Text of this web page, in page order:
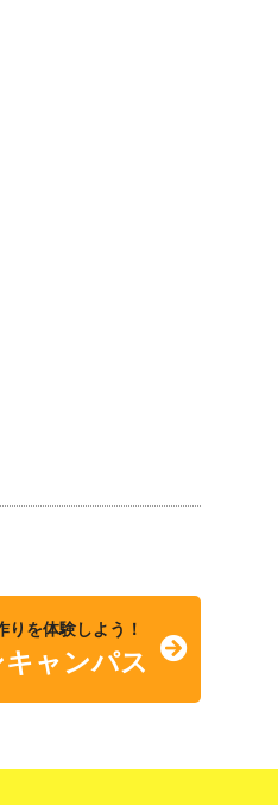
りを体験しよう！
ャンパス